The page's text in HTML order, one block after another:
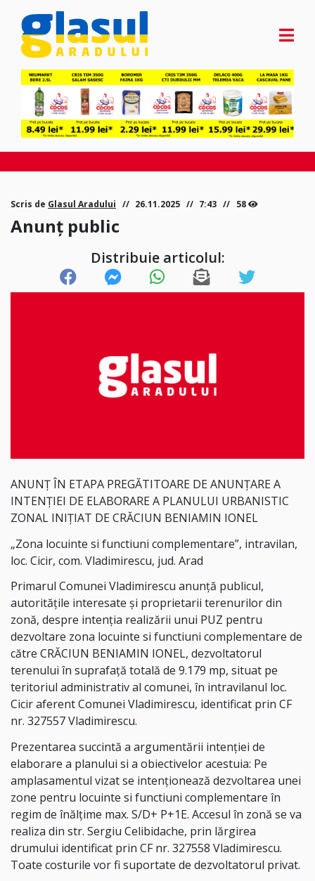
Scris de Glasul Aradului 26.11.2025 7:43 58
Anunț public
Distribuie articolul:
ANUNȚ ÎN ETAPA PREGĂTITOARE DE ANUNȚARE A
INTENȚIEI DE ELABORARE A PLANULUI URBANISTIC
ZONAL INIȚIAT DE CRĂCIUN BENIAMIN IONEL
„Zona locuinte si functiuni complementare”, intravilan,
loc. Cicir, com. Vladimirescu, jud. Arad
Primarul Comunei Vladimirescu anunță publicul,
autoritățile interesate și proprietarii terenurilor din
zonă, despre intenția realizării unui PUZ pentru
dezvoltare zona locuinte si functiuni complementare de
către CRĂCIUN BENIAMIN IONEL, dezvoltatorul
terenului în suprafață totală de 9.179 mp, situat pe
teritoriul administrativ al comunei, în intravilanul loc.
Cicir aferent Comunei Vladimirescu, identificat prin CF
nr. 327557 Vladimirescu.
Prezentarea succintă a argumentării intenției de
elaborare a planului si a obiectivelor acestuia: Pe
amplasamentul vizat se intenționează dezvoltarea unei
zone pentru locuinte si functiuni complementare în
regim de înălțime max. S/D+ P+1E. Accesul în zonă se va
realiza din str. Sergiu Celibidache, prin lărgirea
drumului identificat prin CF nr. 327558 Vladimirescu.
Toate costurile vor fi suportate de dezvoltatorul privat.